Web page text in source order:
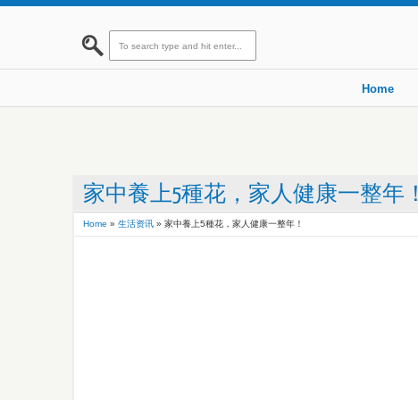
Home
家中養上5種花，家人健康一整年！
Home » 生活资讯 » 家中養上5種花，家人健康一整年！